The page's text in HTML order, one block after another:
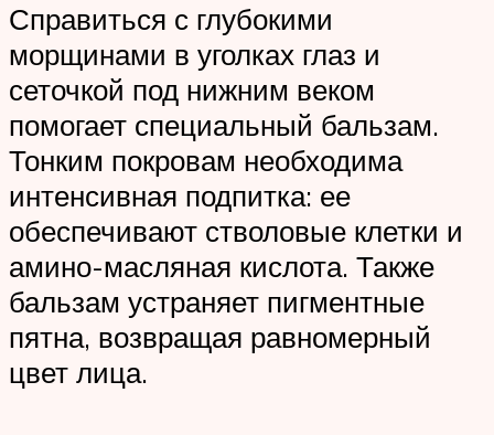
Справиться с глубокими
морщинами в уголках глаз и
сеточкой под нижним веком
помогает специальный бальзам.
Тонким покровам необходима
интенсивная подпитка: ее
обеспечивают стволовые клетки и
амино-масляная кислота. Также
бальзам устраняет пигментные
пятна, возвращая равномерный
цвет лица.